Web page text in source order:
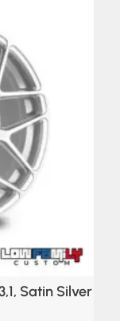
Satin Silver